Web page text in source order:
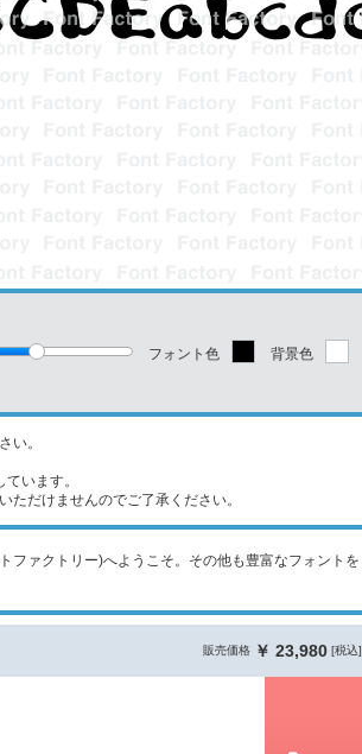
フォント色 背景色
い。
います。
だけませんのでご了承ください。
ファクトリー)へようこそ。その他も豊富なフォントを
販売価格 ￥ 23,980 [税込]